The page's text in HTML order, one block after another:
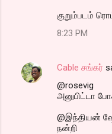
குறும்படம்
8:23 PM
Cable சங்கர்
@rosevig
அனுபிட்டா
@இந்தியன்
நன்றி